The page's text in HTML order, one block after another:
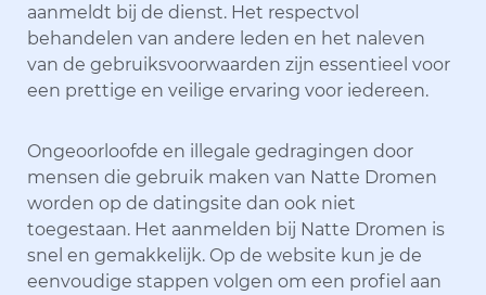
aanmeldt bij de dienst. Het respectvol
behandelen van andere leden en het naleven
van de gebruiksvoorwaarden zijn essentieel voor
een prettige en veilige ervaring voor iedereen.
Ongeoorloofde en illegale gedragingen door
mensen die gebruik maken van Natte Dromen
worden op de datingsite dan ook niet
toegestaan. Het aanmelden bij Natte Dromen is
snel en gemakkelijk. Op de website kun je de
eenvoudige stappen volgen om een profiel aan